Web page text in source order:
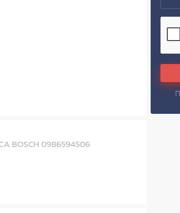
0986594506